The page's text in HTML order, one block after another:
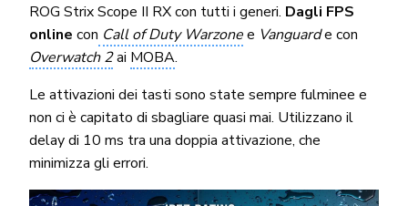
ROG Strix Scope II RX con tutti i generi. Dagli FPS
online con Call of Duty Warzonee Vanguarde con
Overwatch 2ai MOBA.
Le attivazioni dei tasti sono state sempre fulminee e
non ci è capitato di sbagliare quasi mai. Utilizzano il
delay di 10 ms tra una doppia attivazione, che
minimizza gli errori.